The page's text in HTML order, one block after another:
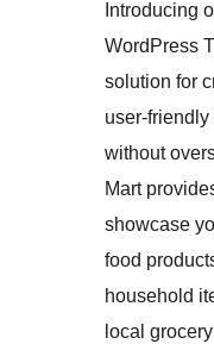
Introducing
WordPress
solution for
user-
without
Mart
showcase
food
household
local